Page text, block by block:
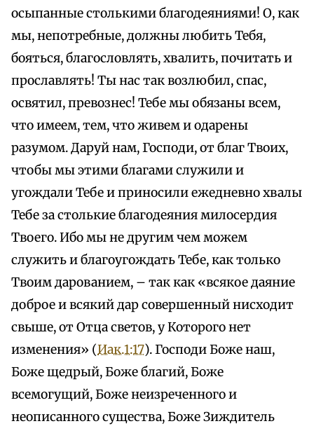
осыпанные столькими благодеяниями! О, как
мы, непотребные, должны любить Тебя,
бояться, благословлять, хвалить, почитать и
прославлять! Ты нас так возлюбил, спас,
освятил, превознес! Тебе мы обязаны всем,
что имеем, тем, что живем и одарены
разумом. Даруй нам, Господи, от благ Твоих,
чтобы мы этими благами служили и
угождали Тебе и приносили ежедневно хвалы
Тебе за столькие благодеяния милосердия
Твоего. Ибо мы не другим чем можем
служить и благоугождать Тебе, как только
Твоим дарованием, – так как «всякое даяние
доброе и всякий дар совершенный нисходит
свыше, от Отца светов, у Которого нет
изменения» (Иак.1:17). Господи Боже наш,
Боже щедрый, Боже благий, Боже
всемогущий, Боже неизреченного и
неописанного существа, Боже Зиждитель